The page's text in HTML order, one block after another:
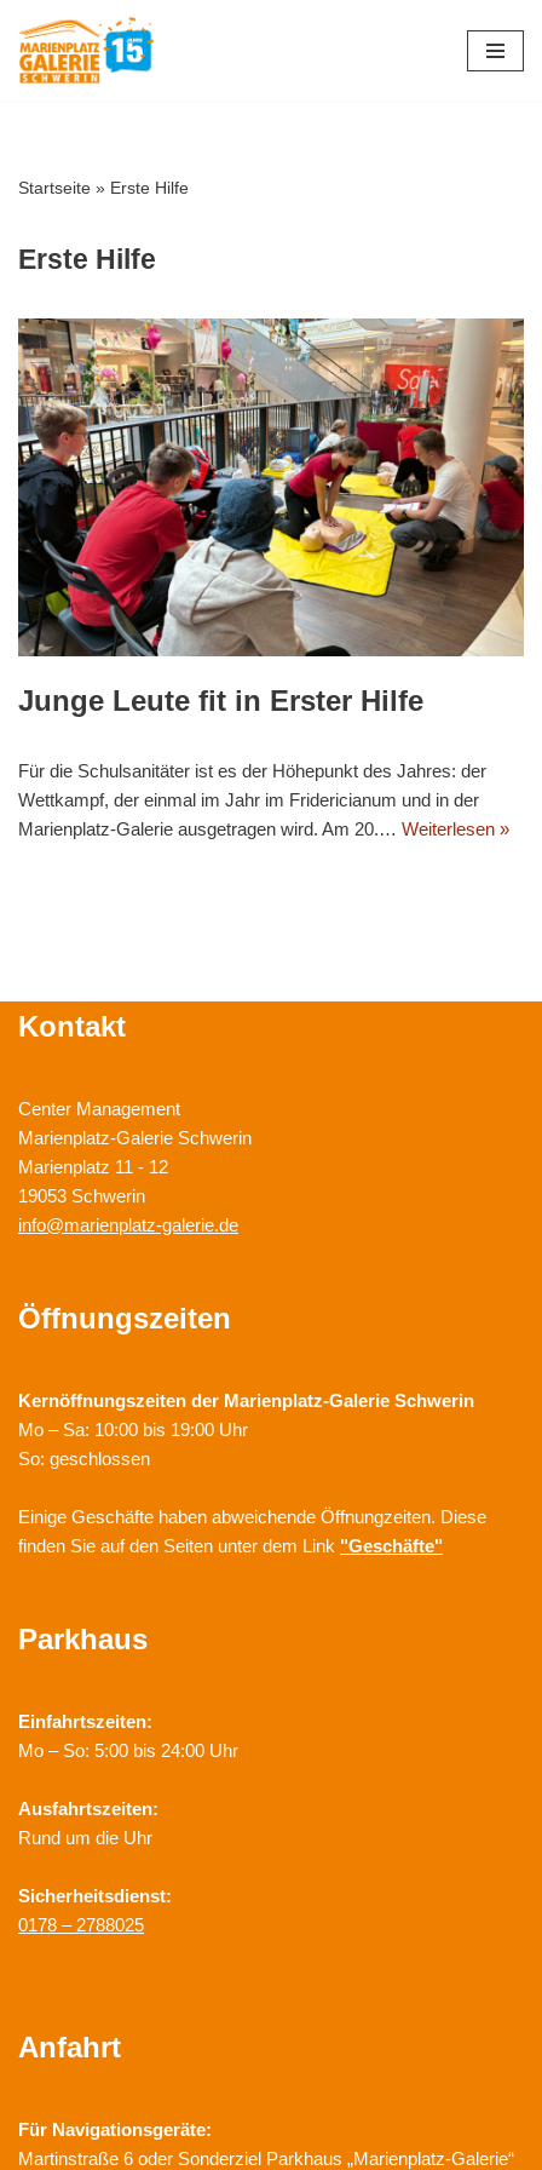
Zum
Startseite » Erste Hilfe
Erste Hilfe
Junge Leute fit in Erster Hilfe
Für die Schulsanitäter ist es der Höhepunkt des Jahres: der
Wettkampf, der einmal im Jahr im Fridericianum und in der
Marienplatz-Galerie ausgetragen wird. Am 20.… Weiterlesen »
Kontakt
Center Management
Marienplatz-Galerie Schwerin
Marienplatz 11 - 12
19053 Schwerin
info@marienplatz-galerie.de
Öffnungszeiten
Kernöffnungszeiten der Marienplatz-Galerie Schwerin
Mo – Sa: 10:00 bis 19:00 Uhr
So: geschlossen
Einige Geschäfte haben abweichende Öffnungzeiten. Diese
finden Sie auf den Seiten unter dem Link "Geschäfte"
Parkhaus
Einfahrtszeiten:
Mo – So: 5:00 bis 24:00 Uhr
Ausfahrtszeiten:
Rund um die Uhr
Sicherheitsdienst:
0178 – 2788025
Anfahrt
Für Navigationsgeräte:
Martinstraße 6 oder Sonderziel Parkhaus „Marienplatz-Galerie“